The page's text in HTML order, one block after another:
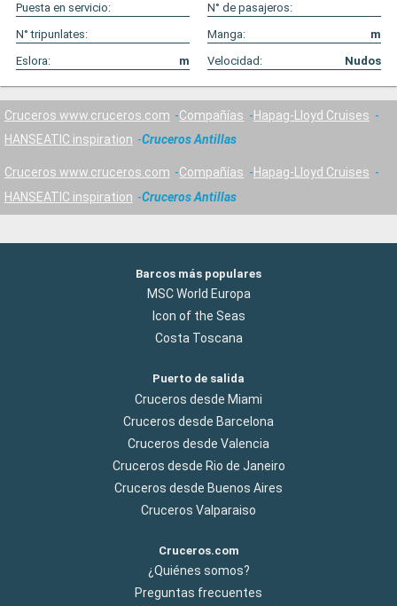
Puesta en servicio:
N° de pasajeros:
N° tripunlates:
Manga:
m
Eslora:
m Velocidad: Nudos
Cruceros www.cruceros.com Compañías
Hapag-Lloyd Cruises
HANSEATIC inspiration
Cruceros Antillas
Cruceros www.cruceros.com Compañías
Hapag-Lloyd Cruises
HANSEATIC inspiration
Cruceros Antillas
Barcos más populares
MSC World Europa
Icon of the Seas
Costa Toscana
Puerto de salida
Cruceros desde Miami
Cruceros desde Barcelona
Cruceros desde Valencia
Cruceros desde Rio de Janeiro
Cruceros desde Buenos Aires
Cruceros Valparaiso
Cruceros.com
¿Quiénes somos?
Preguntas frecuentes